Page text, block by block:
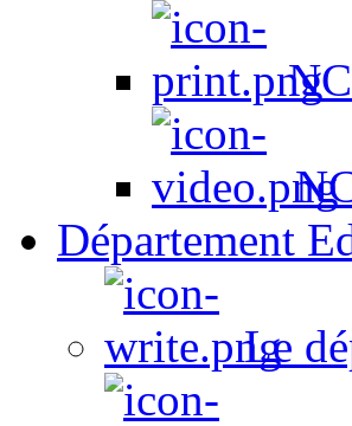
NC
Département
Le